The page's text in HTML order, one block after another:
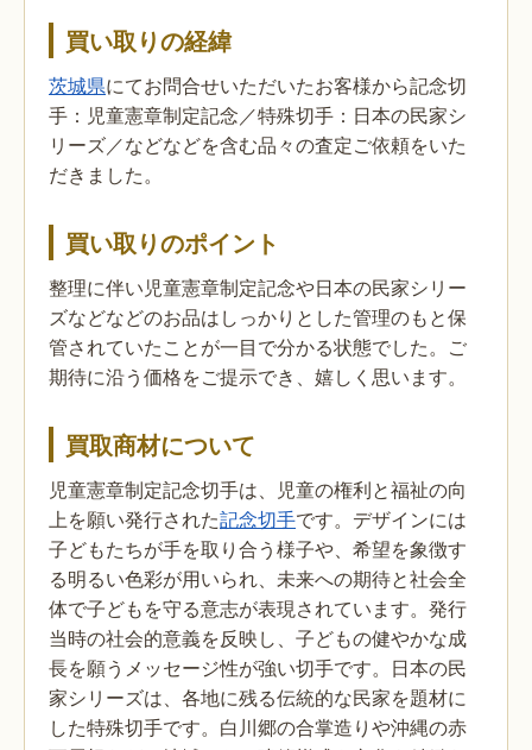
買い取りの経緯
茨城県にてお問合せいただいたお客様から記念切
手：児童憲章制定記念／特殊切手：日本の民家シ
リーズ／などなどを含む品々の査定ご依頼をいた
だきました。
買い取りのポイント
整理に伴い児童憲章制定記念や日本の民家シリー
ズなどなどのお品はしっかりとした管理のもと保
管されていたことが一目で分かる状態でした。ご
期待に沿う価格をご提示でき、嬉しく思います。
買取商材について
児童憲章制定記念切手は、児童の権利と福祉の向
上を願い発行された記念切手です。デザインには
子どもたちが手を取り合う様子や、希望を象徴す
る明るい色彩が用いられ、未来への期待と社会全
体で子どもを守る意志が表現されています。発行
当時の社会的意義を反映し、子どもの健やかな成
長を願うメッセージ性が強い切手です。日本の民
家シリーズは、各地に残る伝統的な民家を題材に
した特殊切手です。白川郷の合掌造りや沖縄の赤